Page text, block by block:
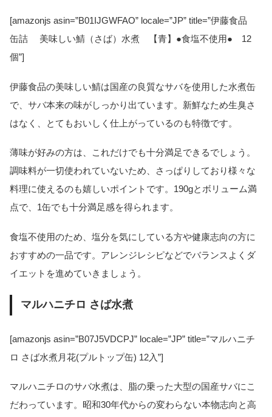
[amazonjs asin=”B01IJGWFAO” locale=”JP” title=”伊藤食品
缶詰 美味しい鯖（さば）水煮 【青】●食塩不使用● 12
個”]
伊藤食品の美味しい鯖は国産の良質なサバを使用した水煮缶
で、サバ本来の味がしっかり出ています。新鮮なため生臭さ
はなく、とてもおいしく仕上がっているのも特徴です。
薄味が好みの方は、これだけでも十分満足できるでしょう。
調味料が一切使われていないため、さっぱりしており様々な
料理に使えるのも嬉しいポイントです。190gとボリューム満
点で、1缶でも十分満足感を得られます。
食塩不使用のため、塩分を気にしている方や健康志向の方に
おすすめの一品です。アレンジレシピなどでバランスよくダ
イエットを進めていきましょう。
マルハニチロ さば水煮
[amazonjs asin=”B07J5VDCPJ” locale=”JP” title=”マルハニチ
ロ さば水煮月花(プルトップ缶) 12入”]
マルハニチロのサバ水煮は、脂の乗った大型の国産サバにこ
だわっています。昭和30年代からの変わらない本物志向と高